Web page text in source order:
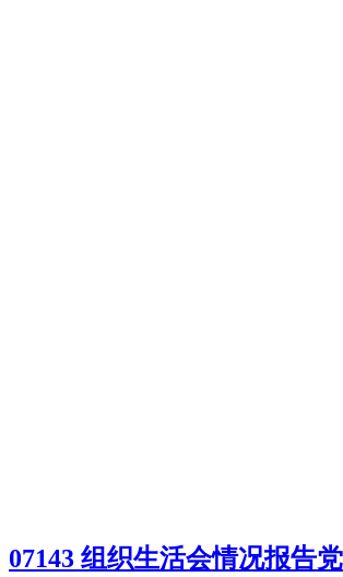
07143 组织生活会情况报告